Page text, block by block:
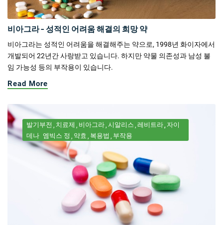
비아그라 - 성적인 어려움 해결의 희망 약
비아그라는 성적인 어려움을 해결해주는 약으로, 1998년 화이자에서
개발되어 22년간 사랑받고 있습니다. 하지만 약물 의존성과 남성 불
임 가능성 등의 부작용이 있습니다.
Read More
발기부전 치료제 비아그라 시알리스 레비트라 자이
데나 엠빅스 정 약효 복용법 부작용